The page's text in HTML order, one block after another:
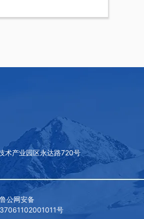
术产业园区永达路720号
鲁公网安备
37061102001011号